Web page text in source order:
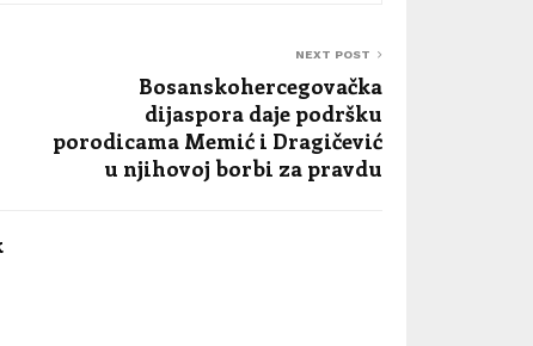
NEXT POST
Bosanskohercegovačka
dijaspora daje podršku
porodicama Memić i Dragičević
u njihovoj borbi za pravdu